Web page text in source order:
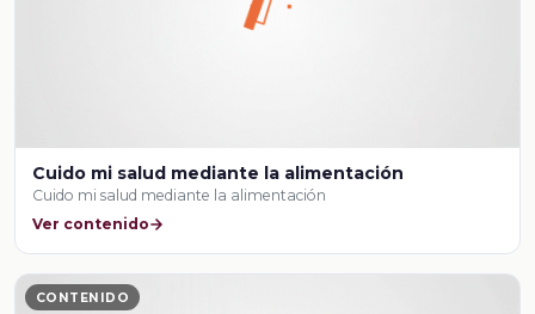
Cuido mi salud mediante la alimentación
Cuido mi salud mediante la alimentación
Ver contenido
CONTENIDO